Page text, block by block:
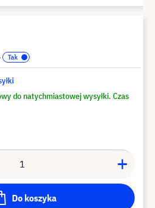
do natychmiastowej wysyłki. Czas
Do koszyka